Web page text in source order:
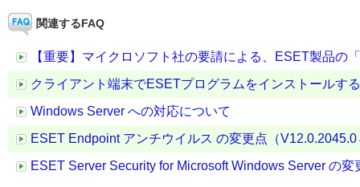
関連するFAQ
【重要】マイクロソフト社の要請による、ESET製品
クライアント端末でESETプログラムをインストールす
Windows Server への対応について
ESET Endpoint アンチウイルス の変更点（
ESET Server Security for Microsoft Windows Server の